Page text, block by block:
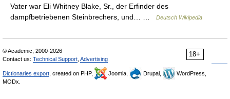
Vater war Eli Whitney Blake, Sr., der Erfinder des
dampfbetriebenen Steinbrechers, und… …
Deutsch Wikipedia
18+
© Academic, 2000-2026
Contact us: Technical Support Advertising
Dictionaries export , created on PHP, Joomla, Drupal,
WordPress,
MODx.